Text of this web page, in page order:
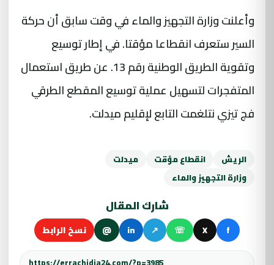
وأعلنتوزارةالتجهيز والماء في وقت سابق أن حركة
السير ستعرف انقطاعا مؤقتا. في إطار توسيع
وتقوية الطريق الوطنية رقم 13. عن طريق استعمال
المتفجرات لتسهيل عملية توسيع المقطع الطرقي
فج تيزي نتلغمت التابع لإقليم ميدلت.
الريش انقطاع مؤقت
ميدلت
وزارة التجهيز والماء
شارك المقال
f
X
☏
↗
in
@ نسخ الرابط